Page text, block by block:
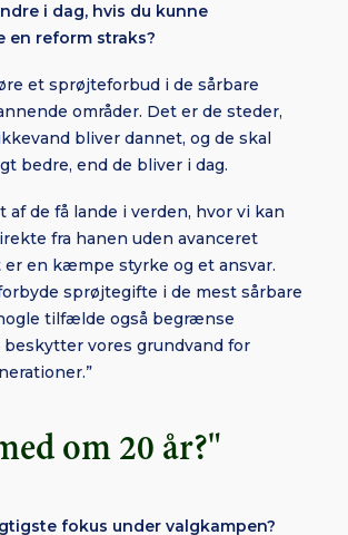
i dag, hvis du kunne
en reform straks?
et sprøjteforbud i de sårbare
områder. Det er de steder,
bliver dannet, og de skal
bedre, end de bliver i dag.
af de få lande i verden, hvor vi kan
fra hanen uden avanceret
er en kæmpe styrke og et ansvar.
sprøjtegifte i de mest sårbare
tilfælde også begrænse
beskytter vores grundvand for
om 20 år?"
fokus under valgkampen?